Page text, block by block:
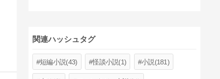
関連ハッシュタグ
短編小説(43) 怪談小説(1) 小説(181)